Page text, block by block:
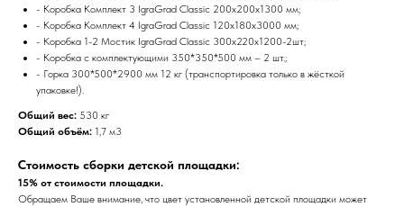
- Коробка Комплект 3 IgraGrad Classic 200х200х1300 мм;
- Коробка Комплект 4 IgraGrad Classic 120х180х3000 мм;
- Коробка 1-2 Мостик IgraGrad Classic 300х220х1200-2шт;
- Коробка с комплектующими 350*350*500 мм – 2 шт.;
- Горка 300*500*2900 мм 12 кг (транспортировка только в жёсткой
упаковке!).
Общий вес: 530 кг
Общий объём: 1,7 м3
Стоимость сборки детской площадки:
15% от стоимости площадки.
Обращаем Ваше внимание, что цвет установленной детской площадки может